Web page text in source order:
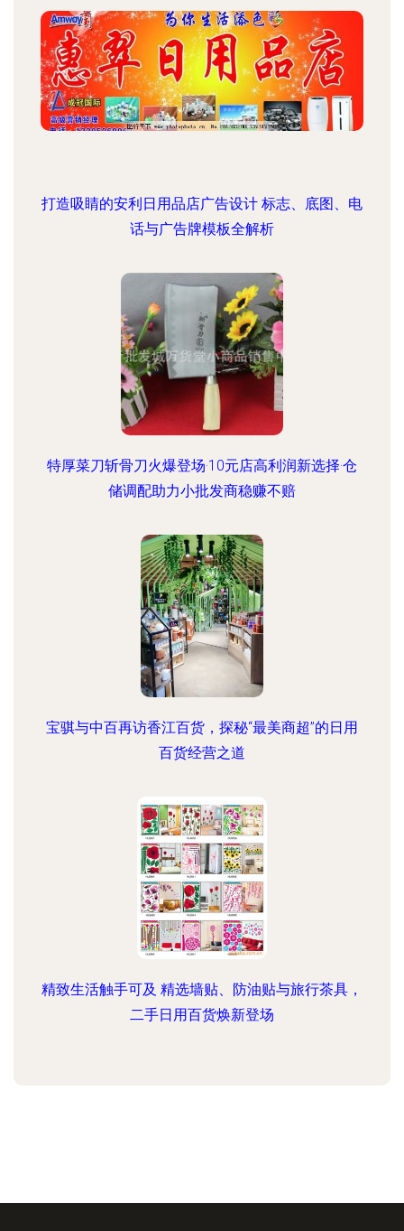
打造吸睛的安利日用品店广告设计 标志、底图、电
话与广告牌模板全解析
特厚菜刀斩骨刀火爆登场·10元店高利润新选择·仓
储调配助力小批发商稳赚不赔
宝骐与中百再访香江百货，探秘“最美商超”的日用
百货经营之道
精致生活触手可及 精选墙贴、防油贴与旅行茶具，
二手日用百货焕新登场